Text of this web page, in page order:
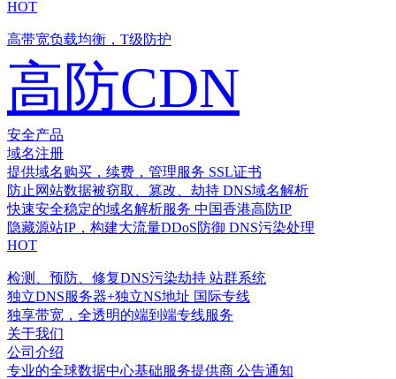
HOT
高带宽负载均衡，T级防护
高防CDN
安全产品
域名注册
提供域名购买，续费，管理服务 SSL证书
防止网站数据被窃取、篡改、劫持 DNS域名解析
快速安全稳定的域名解析服务 中国香港高防IP
隐藏源站IP，构建大流量DDoS防御 DNS污染处理
HOT
检测、预防、修复DNS污染劫持 站群系统
独立DNS服务器+独立NS地址 国际专线
独享带宽，全透明的端到端专线服务
关于我们
公司介绍
专业的全球数据中心基础服务提供商 公告通知